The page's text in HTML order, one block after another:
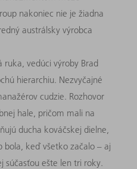
nakoniec nie je žiadna
austrálsky výrobca
ruka, vedúci výroby Brad
hierarchiu. Nezvyčajné
cudzie. Rozhovor
hale, pričom mali na
ducha kováčskej dielne,
keď všetko začalo – aj
súčasťou ešte len tri roky.